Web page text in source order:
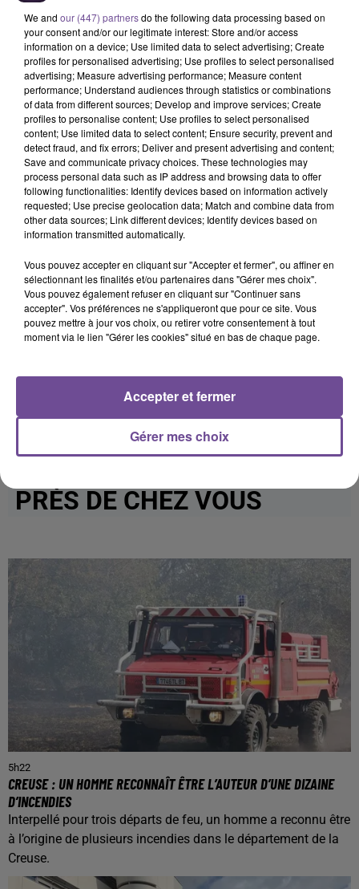
Dracula Where Is My Husband
Avenir (pop Mix Radio
Edit By Enfant Seul)
13h02
13h02
BEBE REXHA
New Religion
12h57
12h57
MIKE PERRY
The Ocean
12h54
12h54
MYLES SMITH
Drive Safe
Cet élément est masqué compte-tenu du refus du
dépôt de cookies que vous avez exprimé. Si vous
souhaitez l'afficher, merci de nous donner votre accord
en cliquant sur le bouton ci-dessous.
Afficher l'élément
PRÈS DE CHEZ VOUS
5h22
CREUSE : UN HOMME RECONNAÎT ÊTRE L’AUTEUR D’UNE DIZAINE
D’INCENDIES
Interpellé pour trois départs de feu, un homme a reconnu être
à l’origine de plusieurs incendies dans le département de la
Creuse.
We and our (447) partnersdo the following data processing based on
your consent and/or our legitimate interest: Store and/or access
information on a device; Use limited data to select advertising; Create
profiles for personalised advertising; Use profiles to select personalised
advertising; Measure advertising performance; Measure content
performance; Understand audiences through statistics or combinations
of data from different sources; Develop and improve services; Create
profiles to personalise content; Use profiles to select personalised
content; Use limited data to select content; Ensure security, prevent and
detect fraud, and fix errors; Deliver and present advertising and content;
Save and communicate privacy choices. These technologies may
process personal data such as IP address and browsing data to offer
following functionalities: Identify devices based on information actively
requested; Use precise geolocation data; Match and combine data from
other data sources; Link different devices; Identify devices based on
information transmitted automatically.
Vous pouvez accepter en cliquant sur "Accepter et fermer", ou affiner en
sélectionnant les finalités et/ou partenaires dans "Gérer mes choix".
Vous pouvez également refuser en cliquant sur "Continuer sans
accepter". Vos préférences ne s'appliqueront que pour ce site. Vous
pouvez mettre à jour vos choix, ou retirer votre consentement à tout
moment via le lien "Gérer les cookies" situé en bas de chaque page.
Gérer mes choix
Accepter et fermer